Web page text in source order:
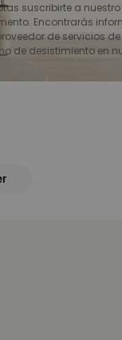
suscribirte a
Encontrarás
de servicios
de desistimiento en